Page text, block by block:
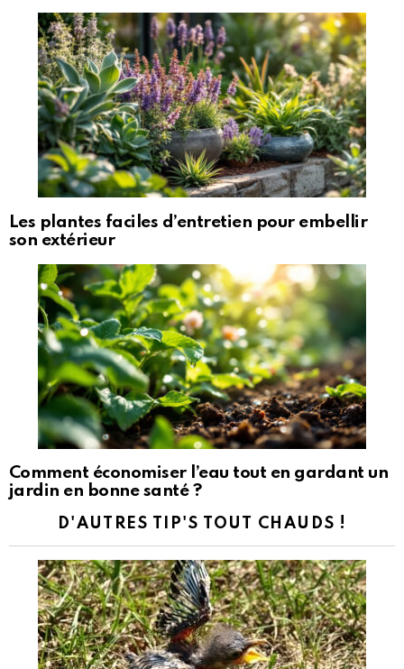
Les plantes faciles d’entretien pour embellir
son extérieur
Comment économiser l’eau tout en gardant un
jardin en bonne santé ?
D'AUTRES TIP'S TOUT CHAUDS !